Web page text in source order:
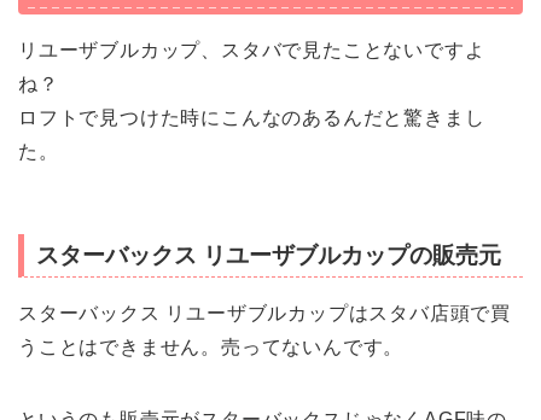
リユーザブルカップ、スタバで見たことないですよ
ね？
ロフトで見つけた時にこんなのあるんだと驚きまし
た。
スターバックス リユーザブルカップの販売元
スターバックス リユーザブルカップはスタバ店頭で買
うことはできません。売ってないんです。